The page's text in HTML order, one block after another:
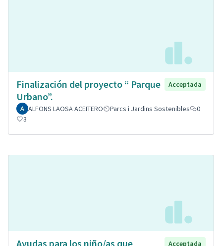
Finalización del proyecto “ Parque
Urbano”.
Acceptada
ALFONS LAOSA ACEITERO Parcs i Jardins Sostenibles
0
3
Ayudas para los niño/as que Acceptada